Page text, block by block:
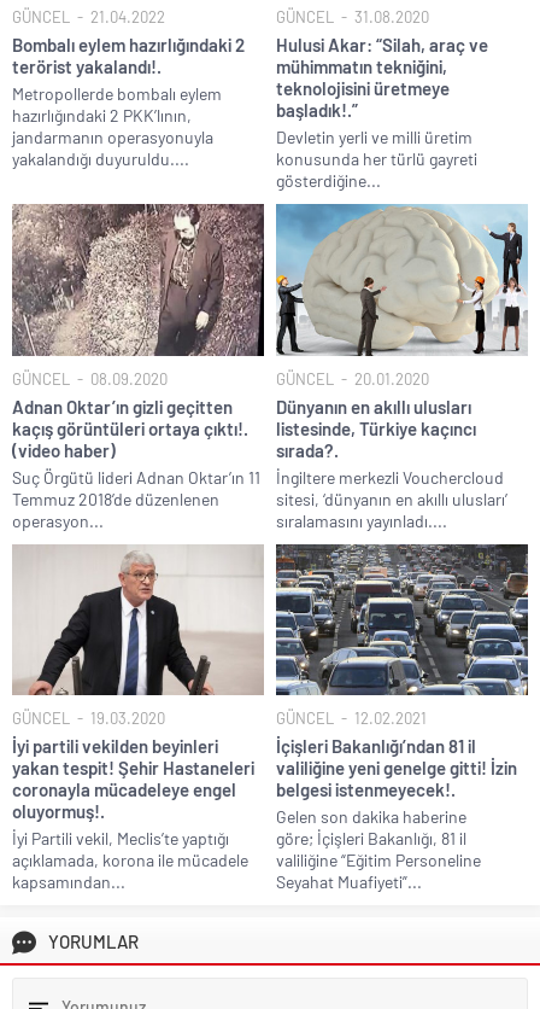
GÜNCEL 21.04.2022
Bombalı eylem hazırlığındaki 2
terörist yakalandı!.
Metropollerde bombalı eylem
hazırlığındaki 2 PKK’lının,
jandarmanın operasyonuyla
yakalandığı duyuruldu....
GÜNCEL 31.08.2020
Hulusi Akar: “Silah, araç ve
mühimmatın tekniğini,
teknolojisini üretmeye
başladık!.”
Devletin yerli ve milli üretim
konusunda her türlü gayreti
gösterdiğine...
GÜNCEL 08.09.2020
Adnan Oktar’ın gizli geçitten
kaçış görüntüleri ortaya çıktı!.
(video haber)
Suç Örgütü lideri Adnan Oktar’ın 11
Temmuz 2018’de düzenlenen
operasyon...
GÜNCEL 20.01.2020
Dünyanın en akıllı ulusları
listesinde, Türkiye kaçıncı
sırada?.
İngiltere merkezli Vouchercloud
sitesi, ‘dünyanın en akıllı ulusları’
sıralamasını yayınladı....
GÜNCEL 19.03.2020
İyi partili vekilden beyinleri
yakan tespit! Şehir Hastaneleri
coronayla mücadeleye engel
oluyormuş!.
İyi Partili vekil, Meclis’te yaptığı
açıklamada, korona ile mücadele
kapsamından...
GÜNCEL 12.02.2021
İçişleri Bakanlığı’ndan 81 il
valiliğine yeni genelge gitti! İzin
belgesi istenmeyecek!.
Gelen son dakika haberine
göre; İçişleri Bakanlığı, 81 il
valiliğine “Eğitim Personeline
Seyahat Muafiyeti”...
YORUMLAR